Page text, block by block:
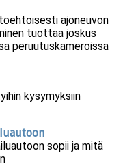
ajoneuvon
tuottaa joskus
peruutuskameroissa
kysymyksiin
sopii ja mitä